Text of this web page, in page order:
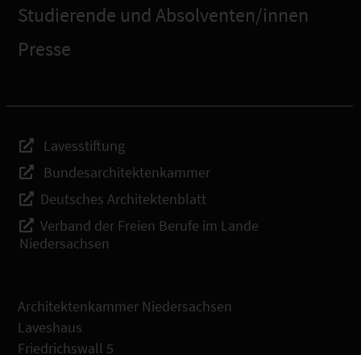
Studierende und Absolventen/innen
Presse
Lavesstiftung
Bundesarchitektenkammer
Deutsches Architektenblatt
Verband der Freien Berufe im Lande
Niedersachsen
Architektenkammer Niedersachsen
Laveshaus
Friedrichswall 5